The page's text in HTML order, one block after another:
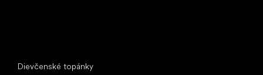
Dievčenské topánky